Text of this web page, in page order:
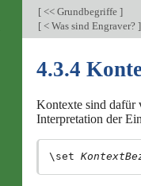
[ << Grundbegriffe ]
[ < Was sind Engraver? ]
4.3.4
Kontexte sind dafür
Interpretation der
\set